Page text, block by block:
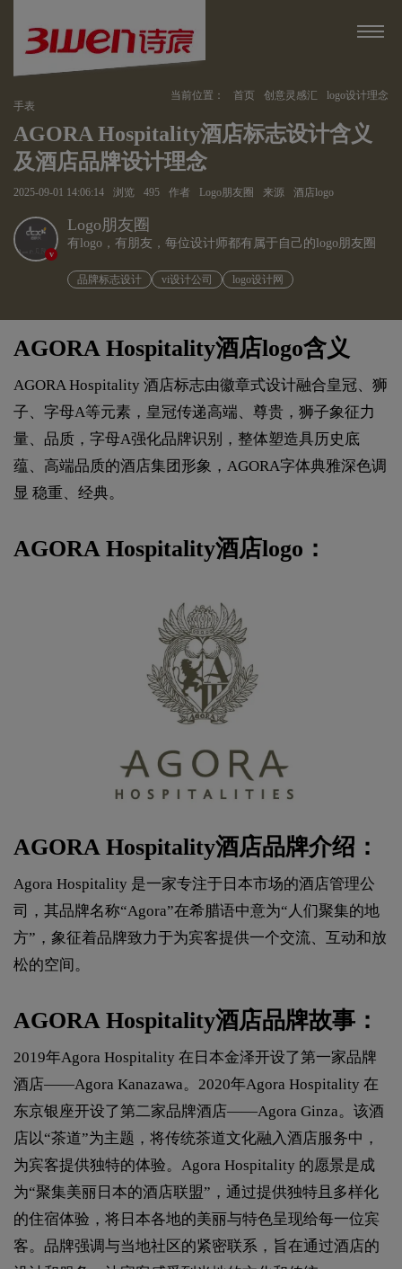
当前位置： 首页 创意灵感汇
logo设计理念
手表
AGORA Hospitality酒店标志设计含义
及酒店品牌设计理念
2025-09-01 14:06:14 浏览 495 作者 Logo朋友圈 来源 酒店logo
v
Logo朋友圈
有logo，有朋友，每位设计师都有属于自己的logo朋友圈
品牌标志设计 vi设计公司 logo设计网
AGORA Hospitality酒店logo含义
AGORA Hospitality 酒店标志由徽章式设计融合皇冠、狮
子、字母A等元素，皇冠传递高端、尊贵，狮子象征力
量、品质，字母A强化品牌识别，整体塑造具历史底
蕴、高端品质的酒店集团形象，AGORA字体典雅深色调
显 稳重、经典。
AGORA Hospitality酒店logo：
AGORA Hospitality酒店品牌介绍：
Agora Hospitality 是一家专注于日本市场的酒店管理公
司，其品牌名称“Agora”在希腊语中意为“人们聚集的地
方”，象征着品牌致力于为宾客提供一个交流、互动和放
松的空间。
AGORA Hospitality酒店品牌故事：
2019年Agora Hospitality 在日本金泽开设了第一家品牌
酒店——Agora Kanazawa。2020年Agora Hospitality 在
东京银座开设了第二家品牌酒店——Agora Ginza。该酒
店以“茶道”为主题，将传统茶道文化融入酒店服务中，
为宾客提供独特的体验。Agora Hospitality 的愿景是成
为“聚集美丽日本的酒店联盟”，通过提供独特且多样化
的住宿体验，将日本各地的美丽与特色呈现给每一位宾
客。品牌强调与当地社区的紧密联系，旨在通过酒店的